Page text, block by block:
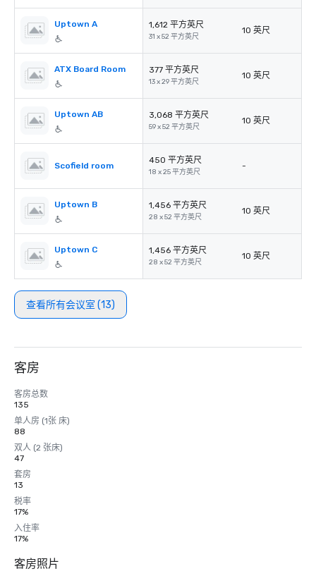
Uptown A 1,612 平方英尺
31 x 52 平方英尺
10 英尺
ATX Board Room 377 平方英尺
13 x 29 平方英尺
10 英尺
Uptown AB 3,068 平方英尺
59 x 52 平方英尺
10 英尺
Scofield room
450 平方英尺
18 x 25 平方英尺
-
Uptown B 1,456 平方英尺
28 x 52 平方英尺
10 英尺
Uptown C 1,456 平方英尺
28 x 52 平方英尺
10 英尺
查看所有会议室 (13)
客房
客房总数
135
单人房 (1张 床)
88
双人 (2 张床)
47
套房
13
税率
17%
入住率
17%
客房照片